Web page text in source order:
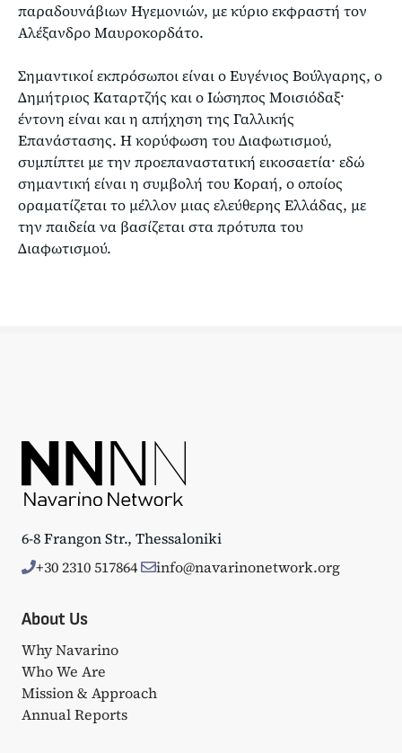
παραδουνάβιων Ηγεμονιών, με κύριο εκφραστή τον
Αλέξανδρο Μαυροκορδάτο.
Σημαντικοί εκπρόσωποι είναι ο Ευγένιος Βούλγαρης, ο
Δημήτριος Καταρτζής και ο Ιώσηπος Μοισιόδαξ·
έντονη είναι και η απήχηση της Γαλλικής
Επανάστασης. Η κορύφωση του Διαφωτισμού,
συμπίπτει με την προεπαναστατική εικοσαετία· εδώ
σημαντική είναι η συμβολή του Κοραή, ο οποίος
οραματίζεται το μέλλον μιας ελεύθερης Ελλάδας, με
την παιδεία να βασίζεται στα πρότυπα του
Διαφωτισμού.
6-8 Frangon Str., Thessaloniki
+30 2310 517864
info@navarinonetwork.org
About Us
Why Navarino
Who We Are
Mission & Approach
Annual Reports